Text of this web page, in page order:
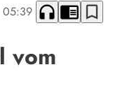
05:39 headphones chrome_reader_mode bookmark_border
vom